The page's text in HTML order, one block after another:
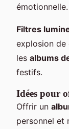
émotionnelle.
Filtres
explosion
les albums
festifs.
Idées pour
Offrir un
personnel et